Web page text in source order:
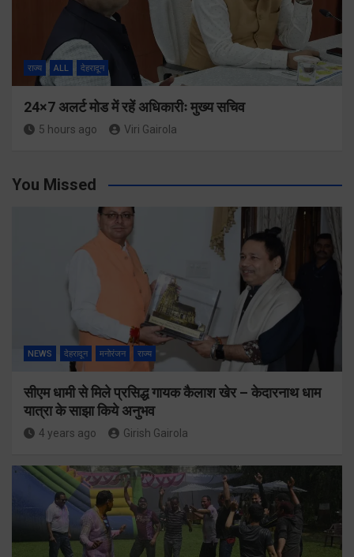
राज्य ALL देहरादून
24×7 अलर्ट मोड में रहें अधिकारीः मुख्य सचिव
5 hours ago Viri Gairola
You Missed
NEWS देहरादून मनोरंजन राज्य
सीएम धामी से मिले प्रसिद्ध गायक कैलाश खेर – केदारनाथ धाम
यात्रा के साझा किये अनुभव
4 years ago Girish Gairola